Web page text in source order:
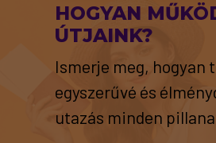
HOGYAN
ÚTJAINK?
Ismerje meg, hogyan
egyszerűvé és
utazás minden